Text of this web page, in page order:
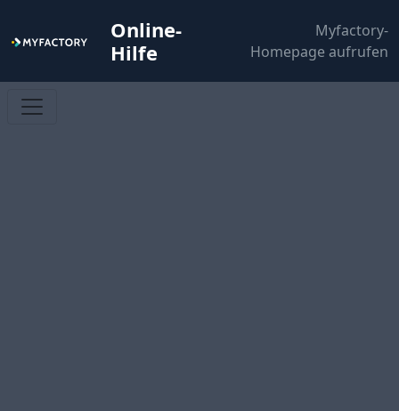
Online-
Hilfe
Myfactory-
Homepage aufrufen